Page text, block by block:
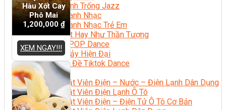
Học Đánh Trống Jazz
Học Thanh Nhạc
Học Thanh Nhạc Trẻ Em
Học Hát Hay Như Thần Tượng
Học K-POP Dance
Học Nhảy Hiện Đại
Chuyên Đề Tiktok Dance
Kỹ Thuật – Công Nghệ
Kỹ Thuật Viên Điện – Nước – Điện Lạnh Dân Dụng
Kỹ Thuật Viên Điện Lạnh Ô Tô
Kỹ Thuật Viên Điện – Điện Tử Ô Tô Cơ Bản
Hàu Xốt Cay
Phô Mai
1,200,000 ₫
XEM NGAY!!!